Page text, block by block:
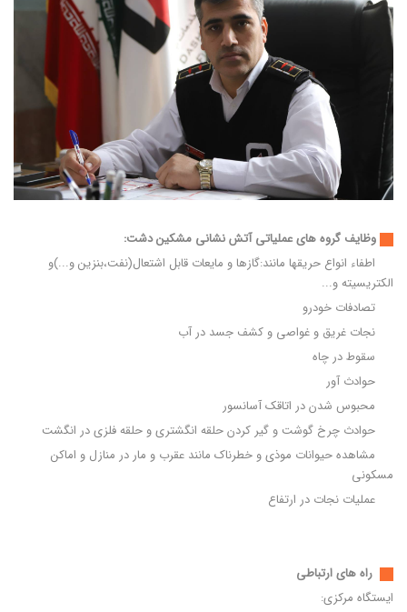
وظایف گروه های عملیاتی آتش نشانی مشکین دشت:
اطفاء انواع حریقها مانند:گازها و مایعات قابل اشتعال(نفت،بنزین و...)و
الکتریسیته و...
تصادفات خودرو
نجات غریق و غواصی و کشف جسد در آب
سقوط در چاه
حوادث آور
محبوس شدن در اتاقک آسانسور
حوادث چرخ گوشت و گیر کردن حلقه انگشتری و حلقه فلزی در انگشت
مشاهده حیوانات موذی و خطرناک مانند عقرب و مار در منازل و اماکن
مسکونی
عملیات نجات در ارتفاع
راه های ارتباطی
ایستگاه مرکزی: